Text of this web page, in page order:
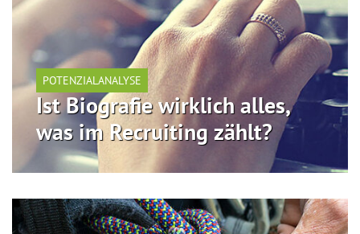
POTENZIALANALYSE
Ist Biografie wirklich alles,
was im Recruiting zählt?